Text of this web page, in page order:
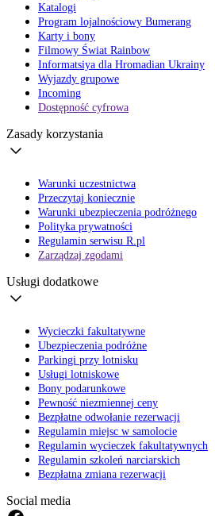
Katalogi
Program lojalnościowy Bumerang
Karty i bony
Filmowy Świat Rainbow
Informatsiya dla Hromadian Ukrainy
Wyjazdy grupowe
Incoming
Dostępność cyfrowa
Zasady korzystania
Warunki uczestnictwa
Przeczytaj koniecznie
Warunki ubezpieczenia podróżnego
Polityka prywatności
Regulamin serwisu R.pl
Zarządzaj zgodami
Usługi dodatkowe
Wycieczki fakultatywne
Ubezpieczenia podróżne
Parkingi przy lotnisku
Usługi lotniskowe
Bony podarunkowe
Pewność niezmiennej ceny
Bezpłatne odwołanie rezerwacji
Regulamin miejsc w samolocie
Regulamin wycieczek fakultatywnych
Regulamin szkoleń narciarskich
Bezpłatna zmiana rezerwacji
Social media